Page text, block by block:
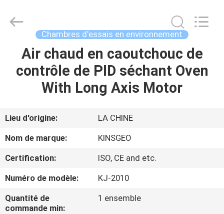
MAISON
AU
SUJET
NOUS
INSTRUMENT
CO.,LTD.
Chambres d'essais en environnement
Air chaud en caoutchouc de
contrôle de PID séchant Oven
With Long Axis Motor
Lieu d'origine:
LA CHINE
Nom de marque:
KINSGEO
Certification:
ISO, CE and etc.
Numéro de modèle:
KJ-2010
Quantité de
commande min:
1 ensemble